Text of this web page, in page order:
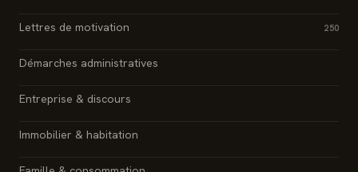
Lettres de motivation 250
Démarches administratives
Entreprise & discours
Immobilier & habitation